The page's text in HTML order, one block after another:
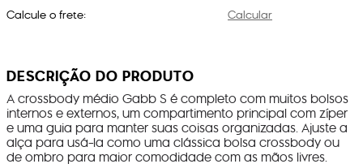
Calcule o frete: Calcular
DESCRIÇÃO DO PRODUTO
A crossbody médio Gabb S é completo com muitos bolsos
internos e externos, um compartimento principal com zíper
e uma guia para manter suas coisas organizadas. Ajuste a
alça para usá-la como uma clássica bolsa crossbody ou
de ombro para maior comodidade com as mãos livres.